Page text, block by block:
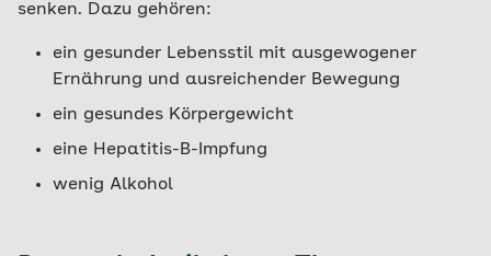
senken. Dazu gehören:
ein gesunder Lebensstil mit ausgewogener
Ernährung und ausreichender Bewegung
ein gesundes Körpergewicht
eine Hepatitis-B-Impfung
wenig Alkohol